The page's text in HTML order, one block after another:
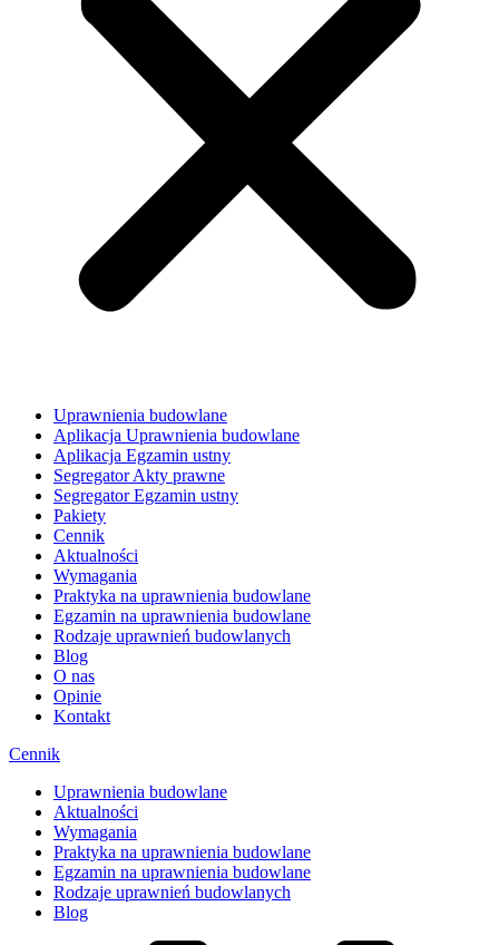
Uprawnienia budowlane
Aplikacja Uprawnienia budowlane
Aplikacja Egzamin ustny
Segregator Akty prawne
Segregator Egzamin ustny
Pakiety
Cennik
Aktualności
Wymagania
Praktyka na uprawnienia budowlane
Egzamin na uprawnienia budowlane
Rodzaje uprawnień budowlanych
Blog
O nas
Opinie
Kontakt
Cennik
Uprawnienia budowlane
Aktualności
Wymagania
Praktyka na uprawnienia budowlane
Egzamin na uprawnienia budowlane
Rodzaje uprawnień budowlanych
Blog